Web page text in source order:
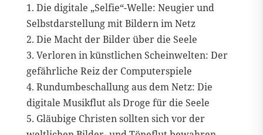
1. Die digitale „Selfie“-Welle: Neugier und
Selbstdarstellung mit Bildern im Netz
2. Die Macht der Bilder über die Seele
3. Verloren in künstlichen Scheinwelten: Der
gefährliche Reiz der Computerspiele
4. Rundumbeschallung aus dem Netz: Die
digitale Musikflut als Droge für die Seele
5. Gläubige Christen sollten sich vor der